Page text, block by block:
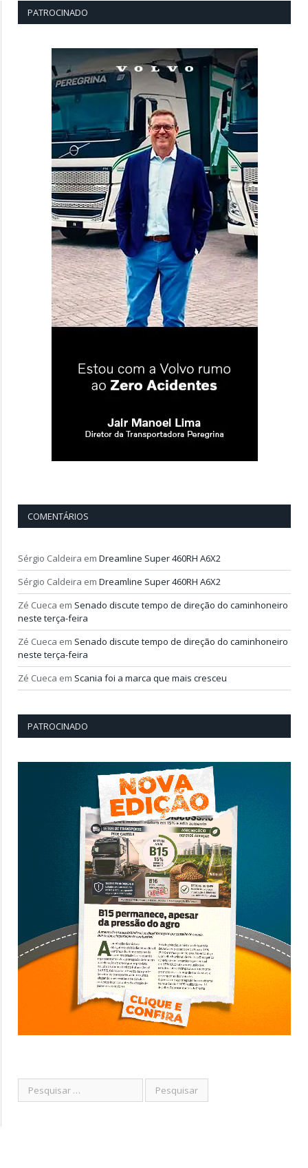
PATROCINADO
COMENTÁRIOS
Sérgio Caldeira em Dreamline Super 460RH A6X2
Sérgio Caldeira em Dreamline Super 460RH A6X2
Zé Cueca em Senado discute tempo de direção do caminhoneiro
neste terça-feira
Zé Cueca em Senado discute tempo de direção do caminhoneiro
neste terça-feira
Zé Cueca em Scania foi a marca que mais cresceu
PATROCINADO